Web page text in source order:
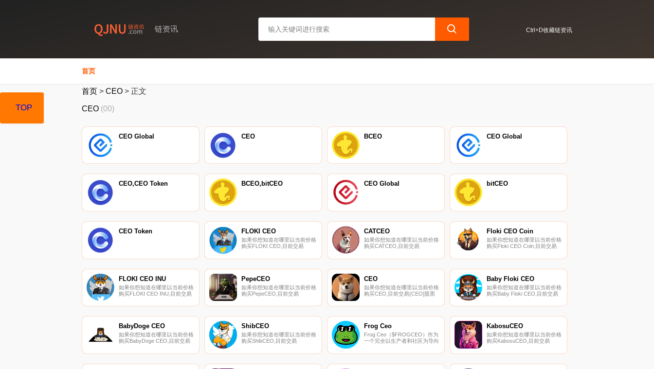
链资讯 Ctrl+D收藏链资讯
首页
首页 > CEO > 正文
TOP CEO (00)
CEO Global CEO BCEO CEO Global
CEO,CEO Token BCEO,bitCEO CEO Global bitCEO
CEO Token FLOKI CEO
如果你想知道在哪里以当前价格
购买FLOKI CEO,目前交易
币交易所是CoinTiger、LBank、
PancakeSwap（V2）。您可以
在我们的加密货币交易所页面上
找到其他列表.
CATCEO
如果你想知道在哪里以当前价格
购买CATCEO,目前交易
交易所是
在我们的加密货币交易所页面上
找到其他列表。CATCEO不是一
种投资,而是作为新一代的模因
创建的.
Floki CEO Coin
如果你想知道在哪里以当前价格
购买Floki CEO Coin,目前交易
密货币交易所是
在我们的加密货币交易所页面上
找到其他列表.
FLOKI CEO INU
如果你想知道在哪里以当前价格
购买FLOKI CEO INU,目前交易
密货币交易所是
找到其他列表.
PepeCEO
如果你想知道在哪里以当前价格
购买PepeCEO,目前交易
交易所是
找到其他列表。PepeCEO由美
国的一个团队于2023年3月2日
推出,是一种去中心化的模因代
币,用USDT奖励持有者.
CEO
如果你想知道在哪里以当前价格
购买CEO,目前交易{CEO]股票
PancakeSwap（V2）。您可以
游戏的。一个有趣但有目的的模
因代币,建立在BSC网络上,有经
验丰富的营销人员和值得信赖的
合作伙伴.
Baby Floki CEO
如果你想知道在哪里以当前价格
购买Baby Floki CEO,目前交易
密货币交易所是
找到其他列表.
BabyDoge CEO
如果你想知道在哪里以当前价格
购买BabyDoge CEO,目前交易
密货币交易所是
ShibCEO
如果你想知道在哪里以当前价格
购买ShibCEO,目前交易
交易所是
Frog Ceo
Frog Ceo（$FROGCEO）作为
一个完全以生产者和社区为导向
Ceo代币将始终是有价值的,因为
KabosuCEO
如果你想知道在哪里以当前价格
购买KabosuCEO,目前交易
货币交易所是